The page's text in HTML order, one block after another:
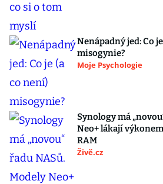
Nenápadný jed: Co
misogynie?
Moje Psychologie
Synology má
Neo+ lákají
RAM
Živě.cz